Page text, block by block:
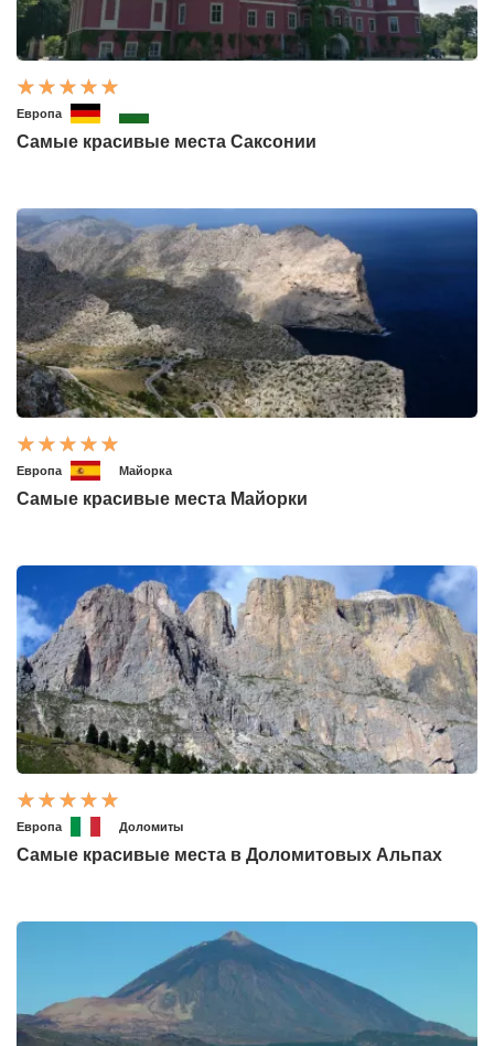
Европа
Самые красивые места Саксонии
Европа Майорка
Самые красивые места Майорки
Европа Доломиты
Самые красивые места в Доломитовых Альпах